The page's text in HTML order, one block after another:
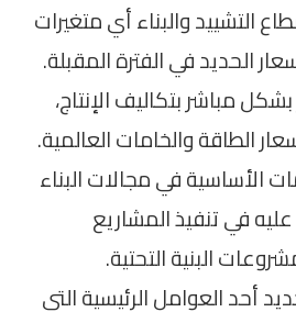
التشييد والبناء أي متغيرات
الحديد في الفترة المقبلة.
مباشر بتكاليف الإنتاج،
الطاقة والخامات العالمية.
الأساسية في مجالات البناء
في تنفيذ المشاريع
البنية التحتية.
أحد العوامل الرئيسية التي